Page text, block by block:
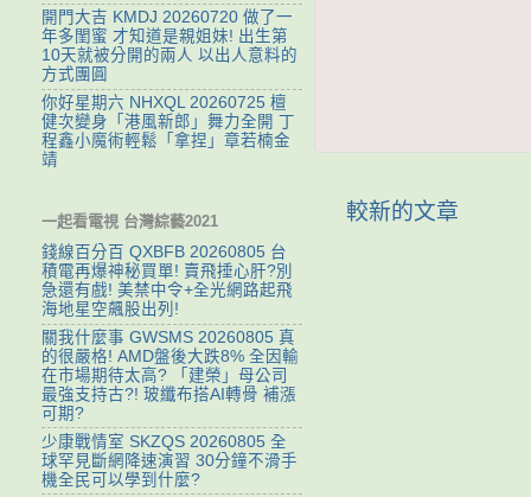
較新的文章
開門大吉 KMDJ 20260720 做了一
年多閨蜜 才知道是親姐妹! 出生第
10天就被分開的兩人 以出人意料的
方式團圓
你好星期六 NHXQL 20260725 檀
健次變身「港風新郎」舞力全開 丁
程鑫小魔術輕鬆「拿捏」章若楠金
靖
一起看電視 台灣綜藝2021
錢線百分百 QXBFB 20260805 台
積電再爆神秘買單! 賣飛捶心肝?別
急還有戲! 美禁中令+全光網路起飛
海地星空飆股出列!
關我什麼事 GWSMS 20260805 真
的很嚴格! AMD盤後大跌8% 全因輸
在市場期待太高? 「建榮」母公司
最強支持古?! 玻纖布搭AI轉骨 補漲
可期?
少康戰情室 SKZQS 20260805 全
球罕見斷網降速演習 30分鐘不滑手
機全民可以學到什麼?